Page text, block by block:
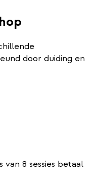
door duiding en
van 8 sessies betaal